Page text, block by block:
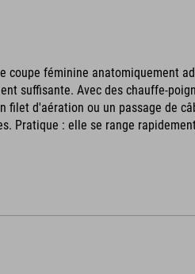
féminine anatomiquement
suffisante. Avec des chauffe-
filet d'aération ou un passage de
Pratique : elle se range